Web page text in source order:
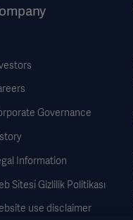
Governance
Information
Si̇tesi̇ Gizlilik Politikası
use disclaimer